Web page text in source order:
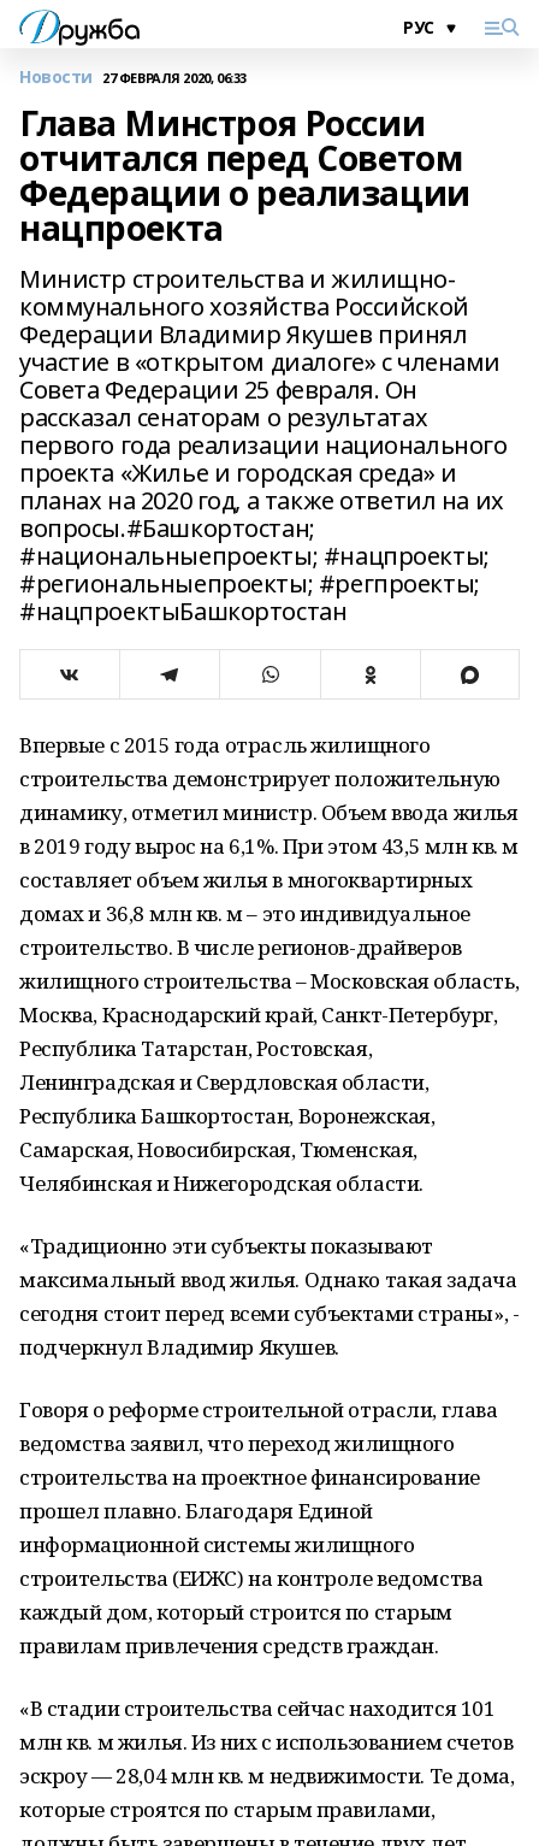
Новости 27 ФЕВРАЛЯ 2020, 06:33
Глава Минстроя России
отчитался перед Советом
Федерации о реализации
нацпроекта
Министр строительства и жилищно-
коммунального хозяйства Российской
Федерации Владимир Якушев принял
участие в «открытом диалоге» с членами
Совета Федерации 25 февраля. Он
рассказал сенаторам о результатах
первого года реализации национального
проекта «Жилье и городская среда» и
планах на 2020 год, а также ответил на их
вопросы.#Башкортостан;
#национальныепроекты; #нацпроекты;
#региональныепроекты; #регпроекты;
#нацпроектыБашкортостан
Впервые с 2015 года отрасль жилищного
строительства демонстрирует положительную
динамику, отметил министр. Объем ввода жилья
в 2019 году вырос на 6,1%. При этом 43,5 млн кв. м
составляет объем жилья в многоквартирных
домах и 36,8 млн кв. м – это индивидуальное
строительство. В числе регионов-драйверов
жилищного строительства – Московская область,
Москва, Краснодарский край, Санкт-Петербург,
Республика Татарстан, Ростовская,
Ленинградская и Свердловская области,
Республика Башкортостан, Воронежская,
Самарская, Новосибирская, Тюменская,
Челябинская и Нижегородская области.
«Традиционно эти субъекты показывают
максимальный ввод жилья. Однако такая задача
сегодня стоит перед всеми субъектами страны», -
подчеркнул Владимир Якушев.
Говоря о реформе строительной отрасли, глава
ведомства заявил, что переход жилищного
строительства на проектное финансирование
прошел плавно. Благодаря Единой
информационной системы жилищного
строительства (ЕИЖС) на контроле ведомства
каждый дом, который строится по старым
правилам привлечения средств граждан.
«В стадии строительства сейчас находится 101
млн кв. м жилья. Из них с использованием счетов
эскроу — 28,04 млн кв. м недвижимости. Те дома,
которые строятся по старым правилами,